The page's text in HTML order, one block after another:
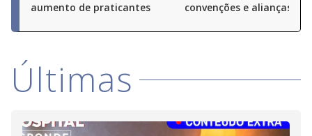
aumento de praticantes
convenções e alianças
Últimas